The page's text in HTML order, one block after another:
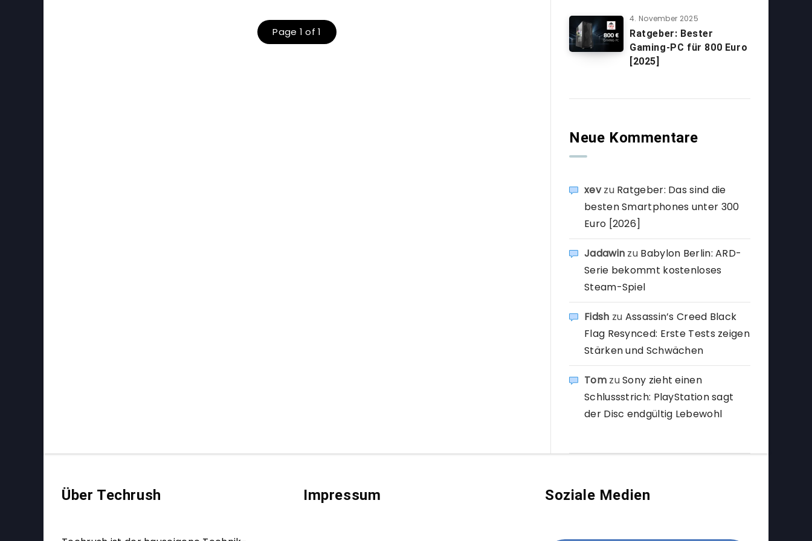
Page 1 of 1
4. November 2025
Ratgeber: Bester
Gaming-PC für 800 Euro
[2025]
Neue Kommentare
xevzu Ratgeber: Das sind die
besten Smartphones unter 300
Euro [2026]
Jadawin zu Babylon Berlin: ARD-
Serie bekommt kostenloses
Steam-Spiel
Fidsh zu Assassin’s Creed Black
Flag Resynced: Erste Tests zeigen
Stärken und Schwächen
TomzuSony zieht einen
Schlussstrich: PlayStation sagt
der Disc endgültig Lebewohl
Über Techrush Impressum Soziale Medien